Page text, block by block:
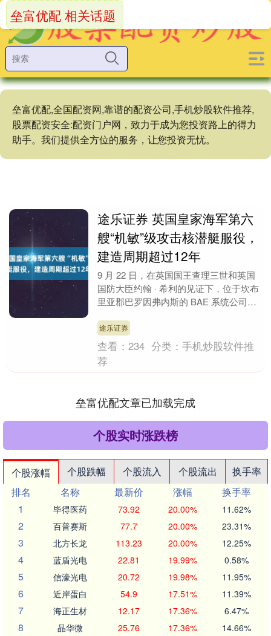
垒富优配,全国配资网,靠谱的配资公司,手机炒股软件推荐,
股票配资安全:配资门户网，致力于成为您投资路上的得力
助手。我们提供全方位的服务，让您投资无忧。
垒富优配 相关话题
途乐证券 英国皇家海军第六
艘“机敏”级攻击核潜艇服役，
建造周期超过12年
9 月 22 日，在英国国王查理三世和英国
国防大臣约翰 · 希利的见证下，位于坎布
里亚郡巴罗因弗内斯的 BAE 系统公司造
（S....
途乐证券
查看：234 分类：手机炒股软件推
荐
垒富优配文章已加载完成
个股实时涨跌榜
个股涨幅 个股跌幅 个股流入 个股流出
换手率
排名
名称 最新价 涨幅
换手率
1
毕得医药 73.92 20.00% 11.62%
2 百普赛斯 77.7 20.00% 23.31%
3 北方长龙 113.23 20.00% 12.25%
4 蓝盾光电 22.81 19.99% 0.58%
5 信濠光电 20.72 19.98% 11.95%
6 近岸蛋白 54.9 17.51% 11.39%
7 海正生材 12.17 17.36% 6.47%
8 晶华微 25.76 17.36% 14.66%